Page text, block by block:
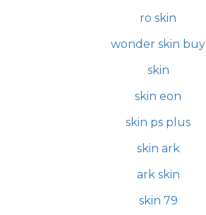
ro skin
wonder skin buy
skin
skin eon
skin ps plus
skin ark
ark skin
skin 79